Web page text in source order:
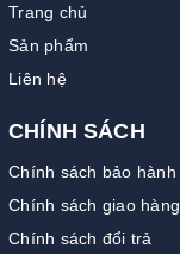
Trang chủ
Sản phẩm
Liên hệ
CHÍNH SÁCH
Chính sách bảo hành
Chính sách giao hàng
Chính sách đổi trả